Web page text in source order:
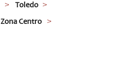
Toledo
Zona Centro